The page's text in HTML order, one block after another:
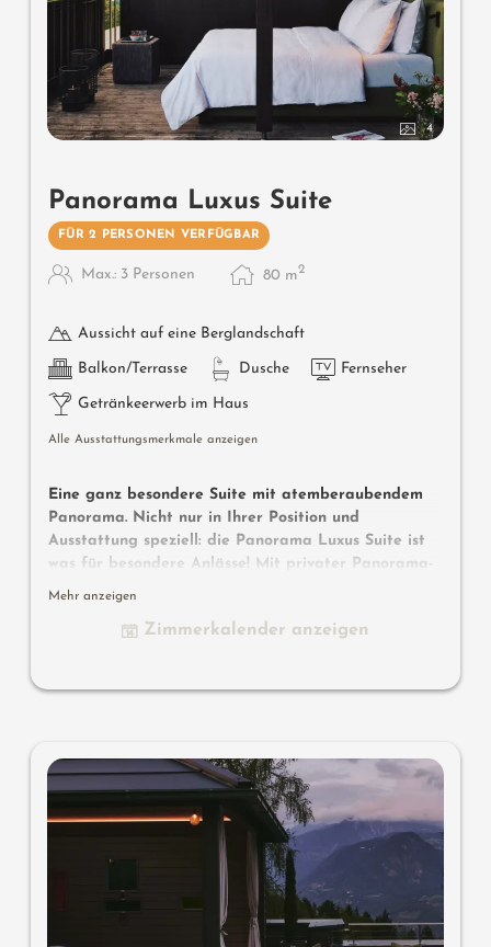
- großes Luxus-Bad mit Dusche
- getrenntes WC
- Klimaanlage
- Flat-TV
- Mini-Bar mit Südtirol-Produkten
- übergroßes Luxus-Bett
- Garagenplatz inklusive
4
Panorama Luxus Suite
FÜR 2 PERSONEN VERFÜGBAR
Max.: 3 Personen 80 m2
Aussicht auf eine Berglandschaft
Balkon/Terrasse Dusche Fernseher
Getränkeerwerb im Haus
Alle Ausstattungsmerkmale anzeigen
Eine ganz besondere Suite mit atemberaubendem
Panorama. Nicht nur in Ihrer Position und
Ausstattung speziell: die Panorama Luxus Suite ist
was für besondere Anlässe! Mit privater Panorama-
Fin-Sauna, begehbarem Kleiderschrank und extra-
Alpiana Poolgarten und in die grüne Weite, im
mit Dusche, Badewanne und getrenntem WC, im 3.
Stockwerk, begehbarer Kleiderschrank, Flat-TV, Safe,
Mini-Bar mit Südtirol-Produkten, übergroßes Luxus-Bett,
mit Klimaanlage, Garagenparkplatz inklusive.
Mehr anzeigen
Zimmerkalender anzeigen